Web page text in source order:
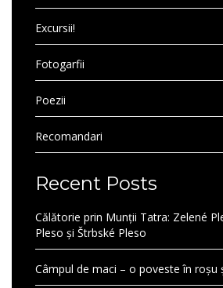
Excursii!
Fotogarfii
Poezii
Recomandari
Recent Posts
Călătorie prin Munții Tatra: Zelené
Pleso și Štrbské Pleso
Câmpul de maci – o poveste în roșu